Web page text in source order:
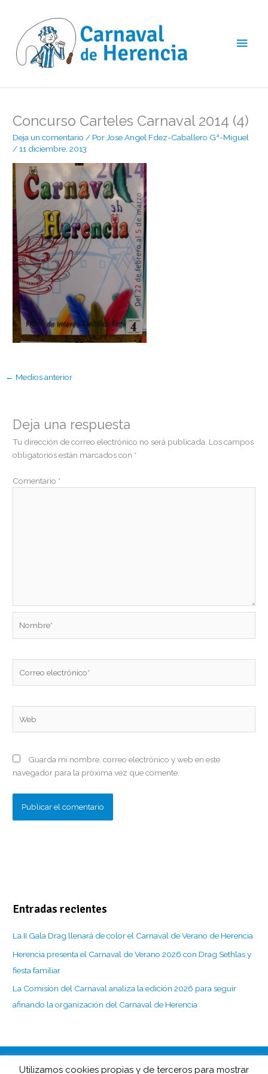
contenido
Concurso Carteles Carnaval 2014 (4)
Deja un comentario / PorJose Angel Fdez-Caballero Gª-Miguel
/11 diciembre, 2013
← Medios anterior
Deja una respuesta
Tu dirección de correo electrónico no será publicada. Los campos
obligatorios están marcados con *
Comentario *
electrónico*
Guarda mi nombre, correo electrónico y web en este
navegador para la próxima vez que comente.
Entradas recientes
La II Gala Drag llenará de color el Carnaval de Verano de Herencia
Herencia presenta el Carnaval de Verano 2026 con Drag Sethlas y
fiesta familiar
La Comisión del Carnaval analiza la edición 2026 para seguir
afinando la organización del Carnaval de Herencia
CarnavaldeHerencia.es es la web de información de esta popular
Utilizamos cookies propias y de terceros para mostrar